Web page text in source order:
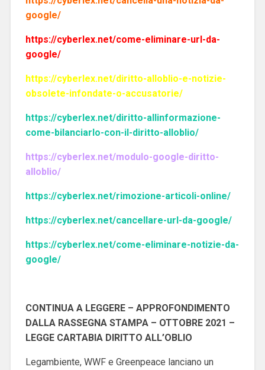
google/
https://cyberlex.net/come-eliminare-url-da-
google/
https://cyberlex.net/diritto-alloblio-e-notizie-
obsolete-infondate-o-accusatorie/
https://cyberlex.net/diritto-allinformazione-
come-bilanciarlo-con-il-diritto-alloblio/
https://cyberlex.net/modulo-google-diritto-
alloblio/
https://cyberlex.net/rimozione-articoli-online/
https://cyberlex.net/cancellare-url-da-google/
https://cyberlex.net/come-eliminare-notizie-da-
google/
CONTINUA A LEGGERE – APPROFONDIMENTO
DALLA RASSEGNA STAMPA – OTTOBRE 2021 –
LEGGE CARTABIA DIRITTO ALL’OBLIO
Legambiente, WWF e Greenpeace lanciano un